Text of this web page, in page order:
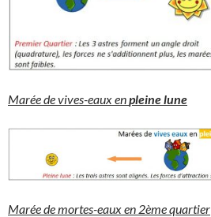
Marée de vives-eaux enpleine lune
Marée de mortes-eaux en 2ème quartier